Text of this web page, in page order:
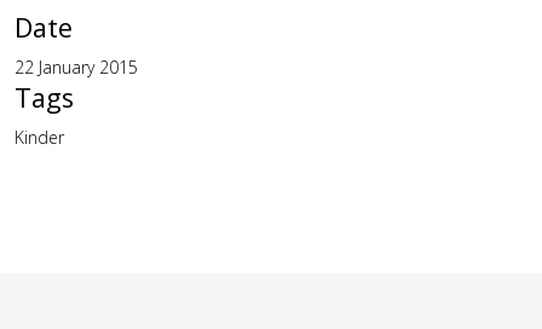
Date
22 January 2015
Tags
Kinder